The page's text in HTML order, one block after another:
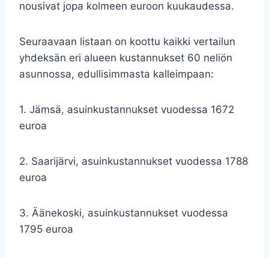
nousivat jopa kolmeen euroon kuukaudessa.
Seuraavaan listaan on koottu kaikki vertailun
yhdeksän eri alueen kustannukset 60 neliön
asunnossa, edullisimmasta kalleimpaan:
1. Jämsä, asuinkustannukset vuodessa 1672
euroa
2. Saarijärvi, asuinkustannukset vuodessa 1788
euroa
3. Äänekoski, asuinkustannukset vuodessa
1795 euroa